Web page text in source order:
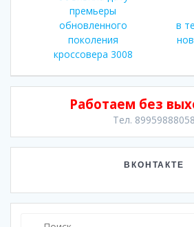
записям
премьеры
обновленного
поколения
кроссовера 3008
в
Работаем без
Тел. 89959888058
ВКОНТАКТЕ